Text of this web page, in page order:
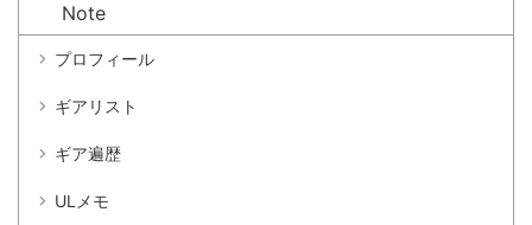
Note
プロフィール
ギアリスト
ギア遍歴
ULメモ